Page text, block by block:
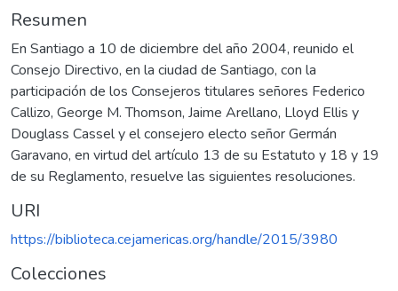
Resumen
En Santiago a 10 de diciembre del año 2004, reunido el
Consejo Directivo, en la ciudad de Santiago, con la
participación de los Consejeros titulares señores Federico
Callizo, George M. Thomson, Jaime Arellano, Lloyd Ellis y
Douglass Cassel y el consejero electo señor Germán
Garavano, en virtud del artículo 13 de su Estatuto y 18 y 19
de su Reglamento, resuelve las siguientes resoluciones.
URI
https://biblioteca.cejamericas.org/handle/2015/3980
Colecciones